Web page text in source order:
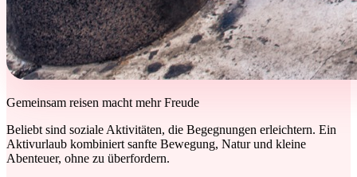
Gemeinsam reisen macht mehr Freude
Beliebt sind soziale Aktivitäten, die Begegnungen erleichtern. Ein
Aktivurlaub kombiniert sanfte Bewegung, Natur und kleine
Abenteuer, ohne zu überfordern.